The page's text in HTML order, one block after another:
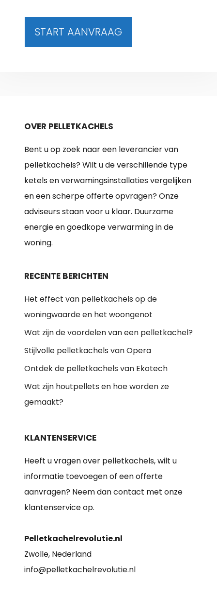
START AANVRAAG
OVER PELLETKACHELS
Bent u op zoek naar een leverancier van
pelletkachels? Wilt u de verschillende type
ketels en verwamingsinstallaties vergelijken
en een scherpe offerte opvragen? Onze
adviseurs staan voor u klaar. Duurzame
energie en goedkope verwarming in de
woning.
RECENTE BERICHTEN
Het effect van pelletkachels op de
woningwaarde en het woongenot
Wat zijn de voordelen van een pelletkachel?
Stijlvolle pelletkachels van Opera
Ontdek de pelletkachels van Ekotech
Wat zijn houtpellets en hoe worden ze
gemaakt?
KLANTENSERVICE
Heeft u vragen over pelletkachels, wilt u
informatie toevoegen of een offerte
aanvragen? Neem dan contact met onze
klantenservice op.
Pelletkachelrevolutie.nl
Zwolle, Nederland
info@pelletkachelrevolutie.nl